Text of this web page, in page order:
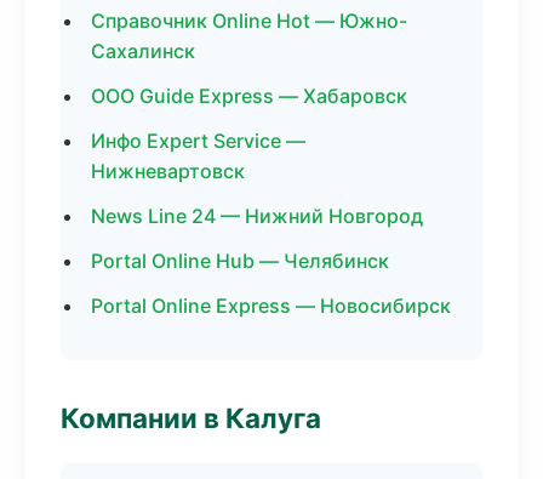
Справочник Online Hot — Южно-
Сахалинск
ООО Guide Express — Хабаровск
Инфо Expert Service —
Нижневартовск
News Line 24 — Нижний Новгород
Portal Online Hub — Челябинск
Portal Online Express — Новосибирск
Компании в Калуга